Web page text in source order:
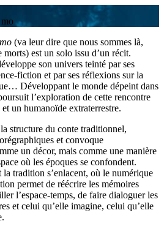
(va leur dire que nous sommes là,
morts) est un solo issu d’un récit.
son univers teinté par ses
fiction et par ses réflexions sur la
Développant le monde dépeint dans
l’exploration de cette rencontre
un humanoïde extraterrestre.
structure du conte traditionnel,
et convoque
un décor, mais comme une manière
où les époques se confondent.
tradition s’enlacent, où le numérique
permet de réécrire les mémoires
l’espace-temps, de faire dialoguer les
et celui qu’elle imagine, celui qu’elle